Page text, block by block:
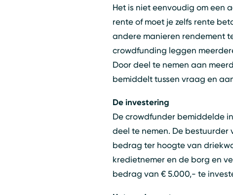
Het is niet eenvoudig om een
rente of moet je zelfs rente
andere manieren rendement
crowdfunding leggen
Door deel te nemen aan
bemiddelt tussen vraag en
De investering
De crowdfunder bemiddelde
deel te nemen. De
bedrag ter hoogte van
kredietnemer en de borg en
bedrag van € 5.000,- te